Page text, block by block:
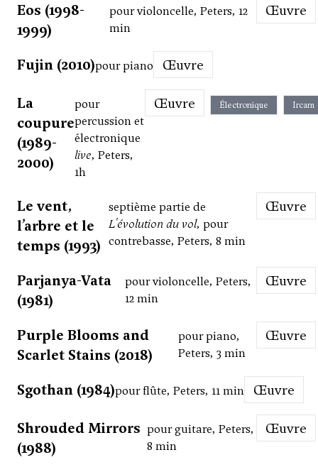
Eos (1998-
1999)
pour violoncelle, Peters, 12
min
Œuvre
Fujin (2010)pour piano Œuvre
La
coupure
(1989-
2000)
pour
percussion et
électronique
live, Peters,
1h
Œuvre Électronique Ircam
Le vent,
l’arbre et le
temps (1993)
septième partie de
L'évolution du vol, pour
contrebasse, Peters, 8 min
Œuvre
Parjanya-Vata
(1981)
pour violoncelle, Peters,
12 min
Œuvre
Purple Blooms and
Scarlet Stains (2018)
pour piano,
Peters, 3 min
Œuvre
Sgothan (1984)pour flûte, Peters, 11 min Œuvre
Shrouded Mirrors
(1988)
pour guitare, Peters,
8 min
Œuvre